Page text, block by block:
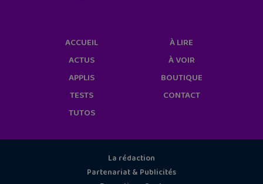
ACCUEIL
ACTUS
APPLIS
TESTS
TUTOS
À LIRE
À VOIR
BOUTIQUE
CONTACT
La rédaction
Partenariat & Publicités